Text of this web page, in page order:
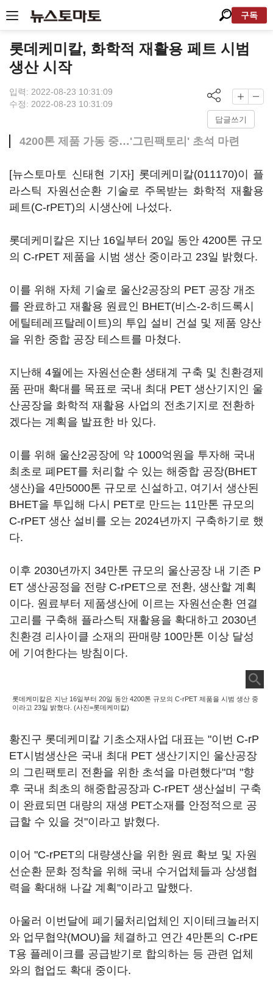
구독
롯데케미칼, 화학적 재활용 페트 시범
생산 시작
입력: 2022-08-23 10:31:09
수정: 2022-08-23 10:31:09
답글쓰기
4200톤 제품 가동 중…'그린팩토리' 초석 마련
[뉴스토마토 신태현 기자] 롯데케미칼(011170)이 플
라스틱 자원선순환 기술로 주목받는 화학적 재활용
페트(C-rPET)의 시생산에 나섰다.
롯데케미칼은 지난 16일부터 20일 동안 4200톤 규모
의 C-rPET 제품을 시범 생산 중이라고 23일 밝혔다.
이를 위해 자체 기술로 울산2공장의 PET 공장 개조
를 완료하고 재활용 원료인 BHET(비스-2-히드록시
에틸테레프탈레이트)의 투입 설비 건설 및 제품 양산
을 위한 중합 공장 테스트를 마쳤다.
지난해 4월에는 자원선순환 생태계 구축 및 친환경제
품 판매 확대를 목표로 국내 최대 PET 생산기지인 울
산공장을 화학적 재활용 사업의 전초기지로 전환하
겠다는 계획을 발표한 바 있다.
이를 위해 울산2공장에 약 1000억원을 투자해 국내
최초로 폐PET를 처리할 수 있는 해중합 공장(BHET
생산)을 4만5000톤 규모로 신설하고, 여기서 생산된
BHET을 투입해 다시 PET로 만드는 11만톤 규모의
C-rPET 생산 설비를 오는 2024년까지 구축하기로 했
다.
이후 2030년까지 34만톤 규모의 울산공장 내 기존 P
ET 생산공정을 전량 C-rPET으로 전환, 생산할 계획
이다. 원료부터 제품생산에 이르는 자원선순환 연결
고리를 구축해 플라스틱 재활용을 확대하고 2030년
친환경 리사이클 소재의 판매량 100만톤 이상 달성
에 기여한다는 방침이다.
롯데케미칼은 지난 16일부터 20일 동안 4200톤 규모의 C-rPET 제품을 시범 생산 중
이라고 23일 밝혔다. (사진=롯데케미칼)
황진구 롯데케미칼 기초소재사업 대표는 "이번 C-rP
ET시범생산은 국내 최대 PET 생산기지인 울산공장
의 그린팩토리 전환을 위한 초석을 마련했다"며 "향
후 국내 최초의 해중합공장과 C-rPET 생산설비 구축
이 완료되면 대량의 재생 PET소재를 안정적으로 공
급할 수 있을 것"이라고 밝혔다.
이어 "C-rPET의 대량생산을 위한 원료 확보 및 자원
선순환 문화 정착을 위해 국내 수거업체들과 상생협
력을 확대해 나갈 계획"이라고 말했다.
아울러 이번달에 폐기물처리업체인 지이테크놀러지
와 업무협약(MOU)을 체결하고 연간 4만톤의 C-rPE
T용 플레이크를 공급받기로 합의하는 등 관련 업체
와의 협업도 확대 중이다.